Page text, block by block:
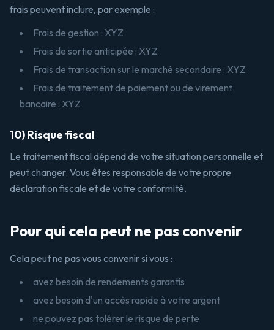
frais peuvent inclure, par exemple :
Frais de gestion : XYZ
Frais de sortie anticipée : XYZ
Frais de transaction sur le marché secondaire : XYZ
Frais de traitement de paiement ou de virement
bancaire : XYZ
10) Risque fiscal
Le traitement fiscal dépend de votre situation personnelle et
peut changer. Vous êtes responsable de votre propre
déclaration fiscale et de votre conformité.
Pour qui cela peut ne pas convenir
Cela peut ne pas vous convenir si vous :
avez besoin de rendements garantis
avez besoin d'un accès rapide à votre argent
ne pouvez pas tolérer le risque de perte